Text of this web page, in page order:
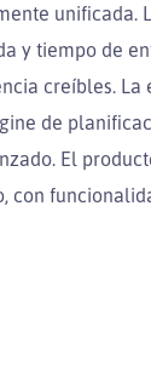
unificada.
y tiempo de
creíbles. La
de
El
con